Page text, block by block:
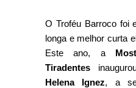
O Troféu Barroco foi
longa e melhor curta
Este ano, a
Tiradentes
Helena Ignez, a